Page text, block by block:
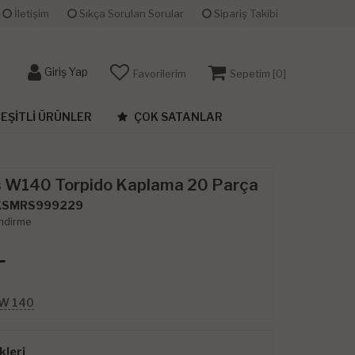
İletişim Sıkça Sorulan Sorular Sipariş Takibi
Giriş Yap Favorilerim Sepetim [0]
ÜRÜNLER ÇOK SATANLAR
Torpido Kaplama 20 Parça
140